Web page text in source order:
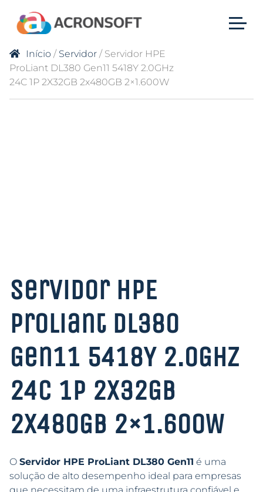
Início / Servidor / Servidor HPE
ProLiant DL380 Gen11 5418Y 2.0GHz
24C 1P 2X32GB 2x480GB 2×1.600W
Servidor HPE
ProLiant DL380
Gen11 5418Y 2.0GHz
24C 1P 2X32GB
2x480GB 2×1.600W
O Servidor HPE ProLiant DL380 Gen11 é uma
solução de alto desempenho ideal para empresas